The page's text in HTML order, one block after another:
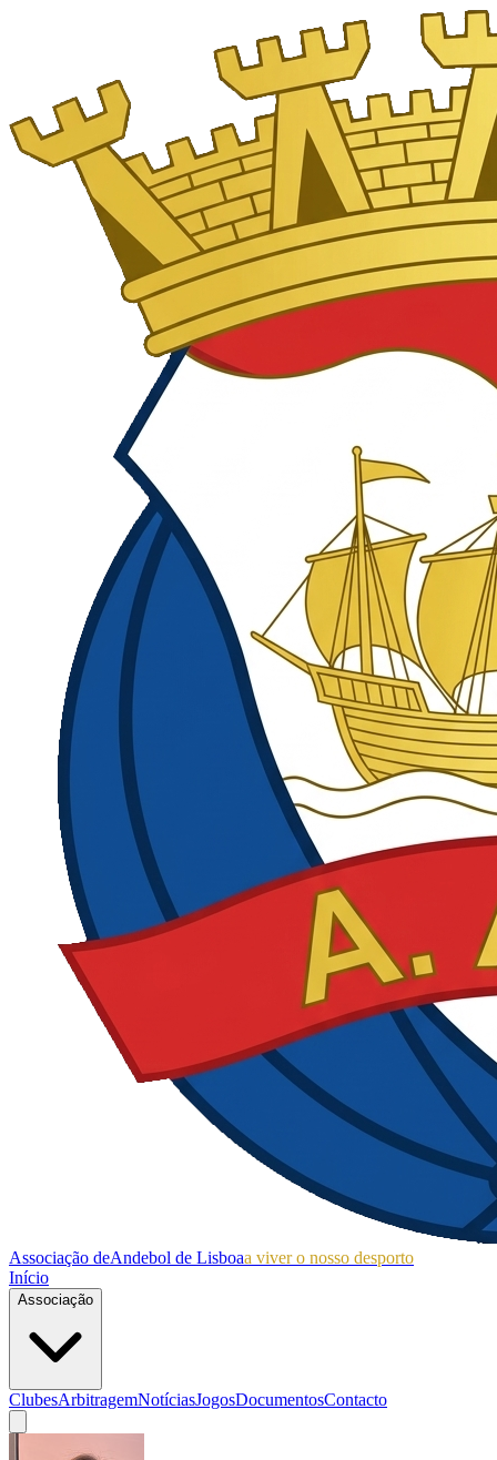
Associação deAndebol de Lisboaa viver o nosso desporto
Início
Associação
ClubesArbitragemNotíciasJogosDocumentosContacto